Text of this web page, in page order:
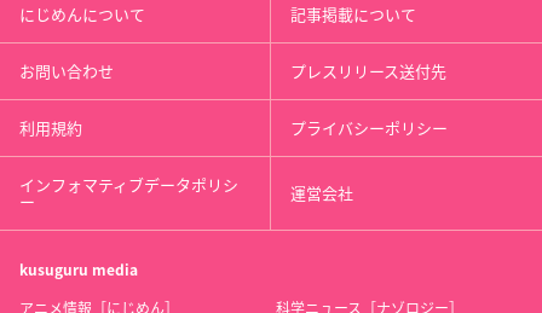
にじめんについて 記事掲載について
お問い合わせ プレスリリース送付先
利用規約 プライバシーポリシー
インフォマティブデータポリシ
ー 運営会社
kusuguru media
アニメ情報［にじめん］ 科学ニュース［ナゾロジー］